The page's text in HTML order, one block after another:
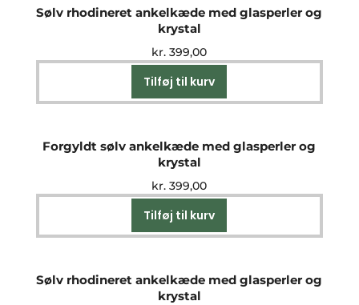
Sølv rhodineret ankelkæde med glasperler og
krystal
kr. 399,00
Tilføj til kurv
Forgyldt sølv ankelkæde med glasperler og
krystal
kr. 399,00
Tilføj til kurv
Sølv rhodineret ankelkæde med glasperler og
krystal